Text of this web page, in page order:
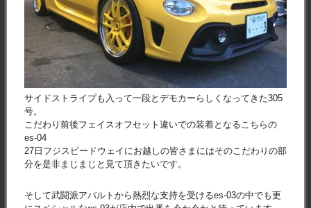
サイドストライプも入って一段とデモカーらしくなってきた305
号。
こだわり前後フェイスオフセット違いでの装着となるこちらの
es-04
27日フジスピードウェイにお越しの皆さまにはそのこだわりの部
分を是非まじまじと見て頂きたいです。
そして武闘派アバルトから熱烈な支持を受けるes-03の中でも更